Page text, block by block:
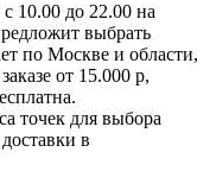
с 10.00 до 22.00 на
выбрать
по Москве и области,
от 15.000 р,
точек для выбора
в